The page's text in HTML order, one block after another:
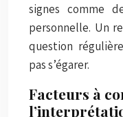
signes comme
personnelle. Un
question
pas s’égarer.
Facteurs à